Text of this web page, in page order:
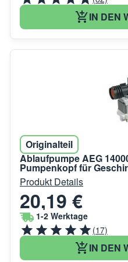
IN DEN
Originalteil
Ablaufpumpe AEG
Pumpenkopf für
Produkt Details
20,19 €
1-2 Werktage
(17)
IN DEN